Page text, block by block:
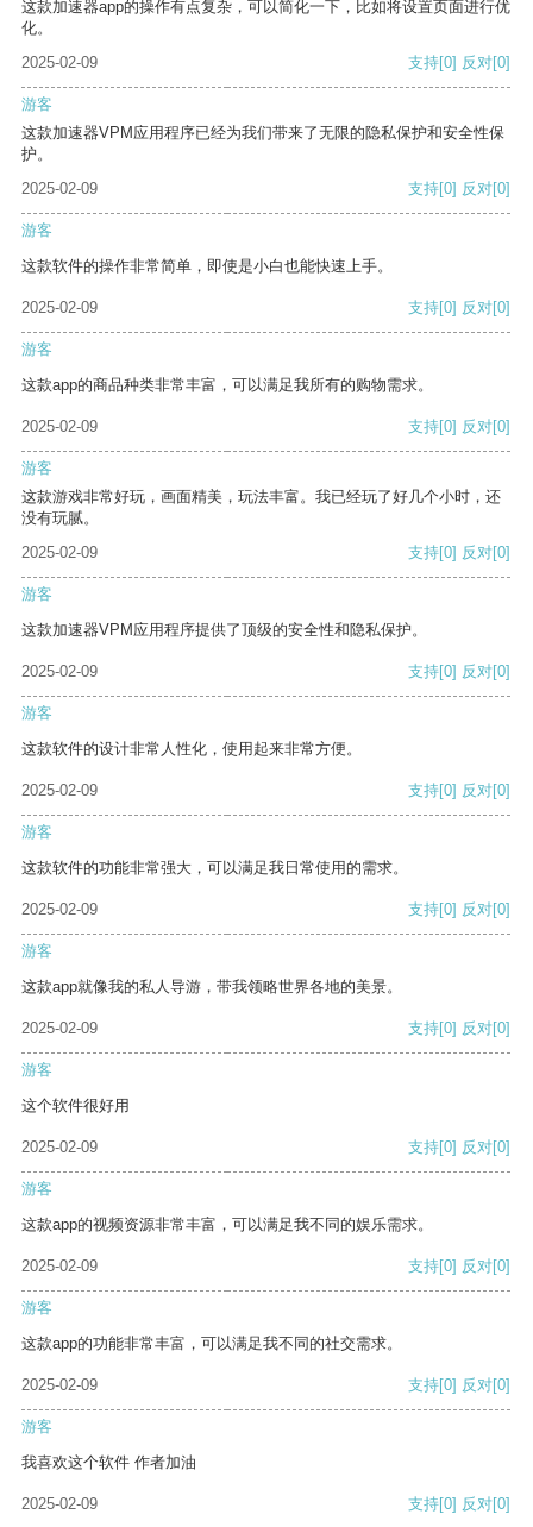
这款加速器app的操作有点复杂，可以简化一下，比如将设置页面进行优
化。
2025-02-09
支持[0] 反对[0]
游客
这款加速器VPM应用程序已经为我们带来了无限的隐私保护和安全性保
护。
2025-02-09
支持[0] 反对[0]
游客
这款软件的操作非常简单，即使是小白也能快速上手。
2025-02-09 支持[0] 反对[0]
游客
这款app的商品种类非常丰富，可以满足我所有的购物需求。
2025-02-09 支持[0] 反对[0]
游客
这款游戏非常好玩，画面精美，玩法丰富。我已经玩了好几个小时，还
没有玩腻。
2025-02-09
支持[0] 反对[0]
游客
这款加速器VPM应用程序提供了顶级的安全性和隐私保护。
2025-02-09 支持[0] 反对[0]
游客
这款软件的设计非常人性化，使用起来非常方便。
2025-02-09 支持[0] 反对[0]
游客
这款软件的功能非常强大，可以满足我日常使用的需求。
2025-02-09 支持[0] 反对[0]
游客
这款app就像我的私人导游，带我领略世界各地的美景。
2025-02-09 支持[0] 反对[0]
游客
这个软件很好用
2025-02-09 支持[0] 反对[0]
游客
这款app的视频资源非常丰富，可以满足我不同的娱乐需求。
2025-02-09 支持[0] 反对[0]
游客
这款app的功能非常丰富，可以满足我不同的社交需求。
2025-02-09 支持[0] 反对[0]
游客
我喜欢这个软件 作者加油
2025-02-09 支持[0] 反对[0]